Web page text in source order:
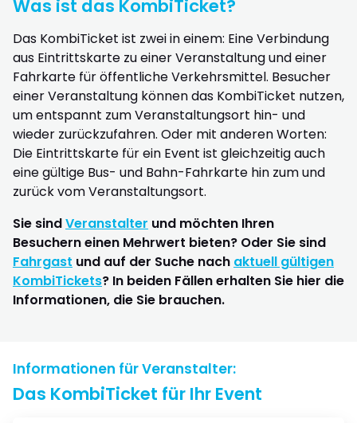
Was ist das KombiTicket?
Das KombiTicket ist zwei in einem: Eine Verbindung
aus Eintrittskarte zu einer Veranstaltung und einer
Fahrkarte für öffentliche Verkehrsmittel. Besucher
einer Veranstaltung können das KombiTicket nutzen,
um entspannt zum Veranstaltungsort hin- und
wieder zurückzufahren. Oder mit anderen Worten:
Die Eintrittskarte für ein Event ist gleichzeitig auch
eine gültige Bus- und Bahn-Fahrkarte hin zum und
zurück vom Veranstaltungsort.
Sie sindVeranstalter und möchten Ihren
Besuchern einen Mehrwert bieten? Oder Sie sind
Fahrgast und auf der Suche nach aktuell gültigen
KombiTickets? In beiden Fällen erhalten Sie hier die
Informationen, die Sie brauchen.
Informationen für Veranstalter:
Das KombiTicket für Ihr Event